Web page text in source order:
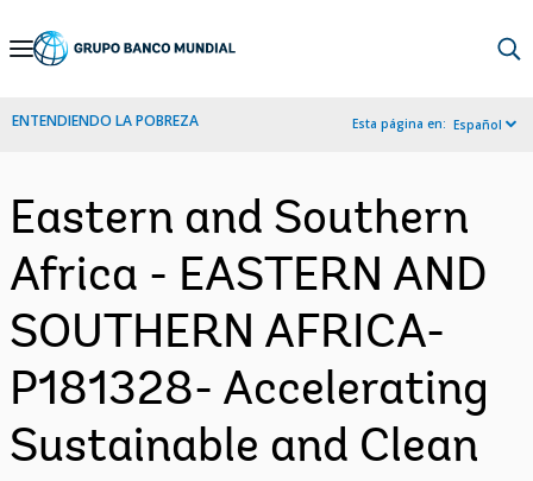
Skip
Navigation
ENTENDIENDO LA POBREZA Esta página en: Español
Eastern and Southern
Africa - EASTERN AND
SOUTHERN AFRICA-
P181328- Accelerating
Sustainable and Clean